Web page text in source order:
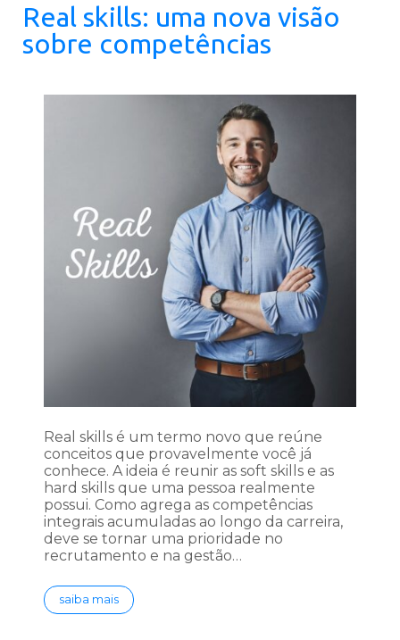
Real skills: uma nova visão
sobre competências
Real skills é um termo novo que reúne
conceitos que provavelmente você já
conhece. A ideia é reunir as soft skills e as
hard skills que uma pessoa realmente
possui. Como agrega as competências
integrais acumuladas ao longo da carreira,
deve se tornar uma prioridade no
recrutamento e na gestão…
saiba mais